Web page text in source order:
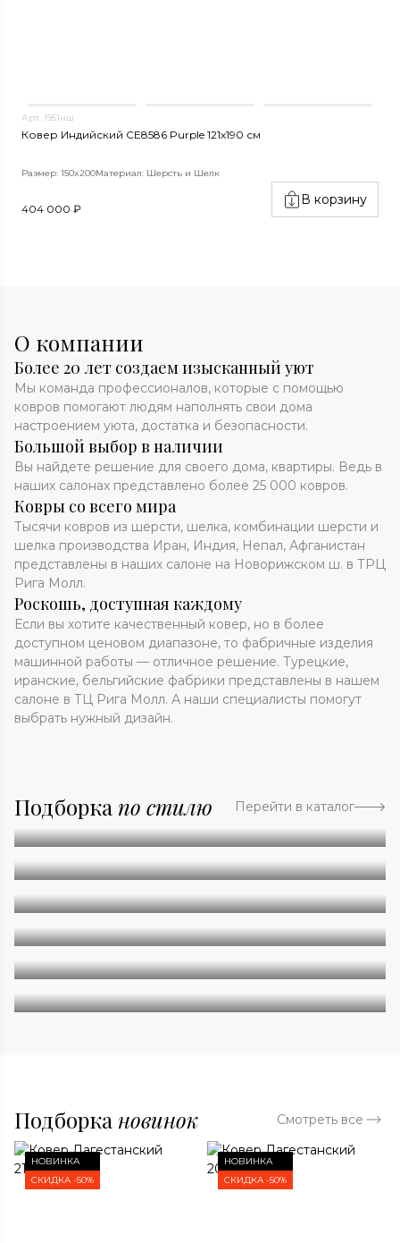
Арт. 1951нш
Ковер Индийский CE8586 Purple 121x190 см
Размер: 150x200Материал: Шерсть и Шелк
404 000 ₽
В корзину
О компании
Более 20 лет создаем изысканный уют
Мы команда профессионалов, которые с помощью
ковров помогают людям наполнять свои дома
настроением уюта, достатка и безопасности.
Большой выбор в наличии
Вы найдете решение для своего дома, квартиры. Ведь в
наших салонах представлено более 25 000 ковров.
Ковры со всего мира
Тысячи ковров из шерсти, шелка, комбинации шерсти и
шелка производства Иран, Индия, Непал, Афганистан
представлены в наших салоне на Новорижском ш. в ТРЦ
Рига Молл.
Роскошь, доступная каждому
Если вы хотите качественный ковер, но в более
доступном ценовом диапазоне, то фабричные изделия
машинной работы — отличное решение. Турецкие,
иранские, бельгийские фабрики представлены в нашем
салоне в ТЦ Рига Молл. А наши специалисты помогут
выбрать нужный дизайн.
Подборка по стилю Перейти в каталог
Абстракция
Однотонные
Геометрия
Классические
Современные
Дизайнерские
Подборка новинок Смотреть все
НОВИНКА
СКИДКА -50%
НОВИНКА
СКИДКА -50%